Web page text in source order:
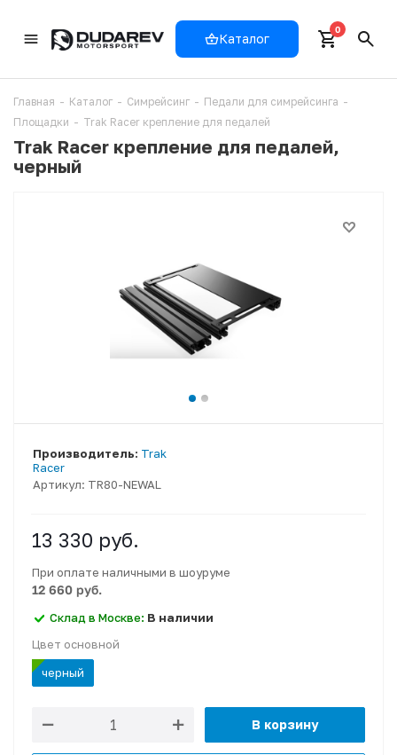
Каталог
0
Главная - Каталог - Симрейсинг - Педали для симрейсинга -
Площадки - Trak Racer крепление для педалей
Trak Racer крепление для педалей,
черный
Артикул: TR80-NEWAL
Производитель: Trak
Racer
13 330 руб.
При оплате наличными в шоуруме
12 660 руб.
Склад в Москве: В наличии
Цвет основной
черный
В корзину